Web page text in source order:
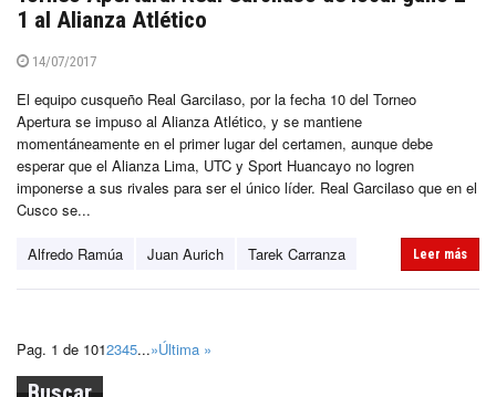
1 al Alianza Atlético
14/07/2017
El equipo cusqueño Real Garcilaso, por la fecha 10 del Torneo
Apertura se impuso al Alianza Atlético, y se mantiene
momentáneamente en el primer lugar del certamen, aunque debe
esperar que el Alianza Lima, UTC y Sport Huancayo no logren
imponerse a sus rivales para ser el único líder. Real Garcilaso que en el
Cusco se...
Alfredo Ramúa Juan Aurich Tarek Carranza Leer más
Pag. 1 de 1012345...»Última »